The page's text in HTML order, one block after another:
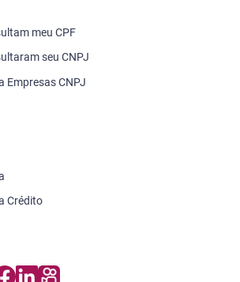
meu CPF
seu CNPJ
Empresas CNPJ
Crédito